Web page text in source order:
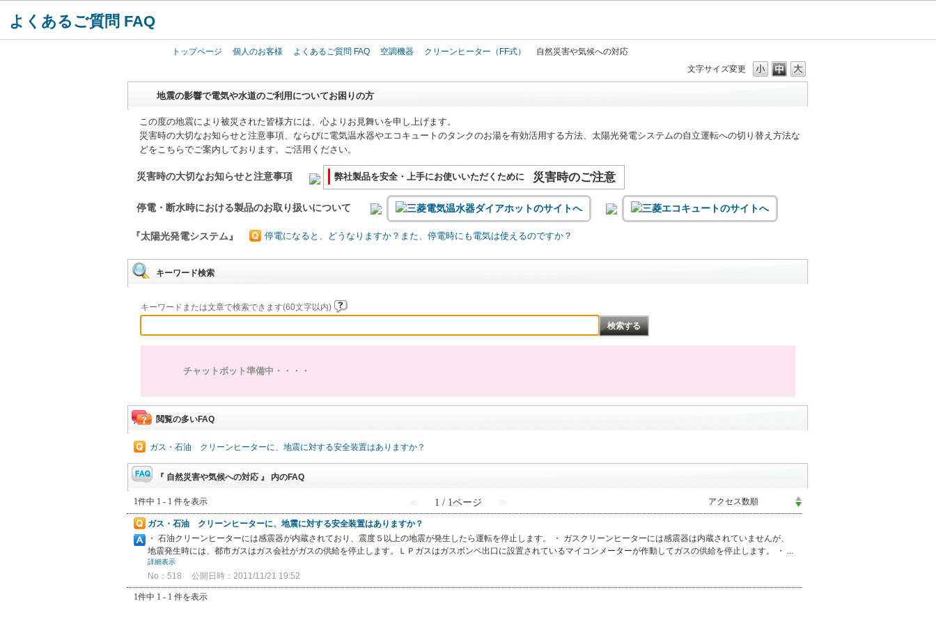
よくあるご質問 FAQ
トップページ 個人のお客様 よくあるご質問 FAQ 空調機器 クリーンヒーター（FF式）
自然災害や気候への対応
文字サイズ変更
地震の影響で電気や水道のご利用についてお困りの方
この度の地震により被災された皆様方には、心よりお見舞いを申し上げます。
災害時の大切なお知らせと注意事項、ならびに電気温水器やエコキュートのタンクのお湯を有効活用する方法、太陽光発電システムの自立運転への切り替え方法な
どをこちらでご案内しております。ご活用ください。
災害時の大切なお知らせと注意事項 弊社製品を安全・上手にお使いいただくために 災害時のご注意
停電・断水時における製品のお取り扱いについて
『太陽光発電システム』 停電になると、どうなりますか？また、停電時にも電気は使えるのですか？
キーワード検索
キーワードまたは文章で検索できます(60文字以内)
チャットボット準備中・・・・
閲覧の多いFAQ
ガス・石油 クリーンヒーターに、地震に対する安全装置はありますか？
『 自然災害や気候への対応 』 内のFAQ
1件中 1 - 1 件を表示 ≪ 1 / 1ページ ≫
ガス・石油 クリーンヒーターに、地震に対する安全装置はありますか？
・ 石油クリーンヒーターには感震器が内蔵されており、震度５以上の地震が発生したら運転を停止します。 ・ ガスクリーンヒーターには感震器は内蔵されていませんが、
地震発生時には、都市ガスはガス会社がガスの供給を停止します。ＬＰガスはガスボンベ出口に設置されているマイコンメーターが作動してガスの供給を停止します。 ・ ...
詳細表示
No：518 公開日時：2011/11/21 19:52
1件中 1 - 1 件を表示